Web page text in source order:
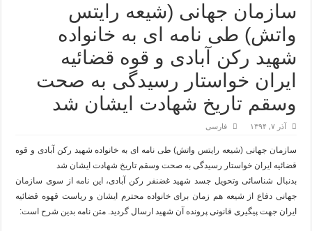
سازمان جهانى (شیعه رایتس
واتش) طی نامه اى به خانواده
شهید رکن آبادى و قوه قضائیه
ایران خواستار رسیدگى به صحت
وسقم تاریخ شهادت ایشان شد
آذر ۷, ۱۳۹۴ فارسی
سازمان جهانى (شیعه رایتس واتش) طی نامه اى به خانواده شهید رکن آبادى و قوه
قضائیه ایران خواستار رسیدگى به صحت وسقم تاریخ شهادت ایشان شد
بدنبال شناسائى وتحویل جسد شهید غضنفر رکن آبادى، این نامه از سوى سازمان
جهانى دفاع از شیعه هم زمان براى خانواده محترم ایشان و ریاست قهوه قضائیه
ایران جهت پیگیرى قانونى پرونده آن شهید ارسال گردید. متن نامه بدین شرح است: